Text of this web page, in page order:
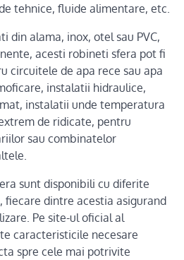
tehnice, fluide alimentare, etc.
din alama, inox, otel sau PVC,
acesti robineti sfera pot fi
circuitele de apa rece sau apa
instalatii hidraulice,
instalatii unde temperatura
de ridicate, pentru
sau combinatelor
sunt disponibili cu diferite
fiecare dintre acestia asigurand
Pe site-ul oficial al
caracteristicile necesare
spre cele mai potrivite